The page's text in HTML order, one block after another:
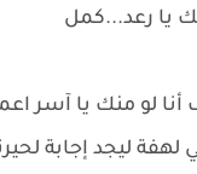
يا رعد...كمل
لو منك يا آسر
ليجد إجابة